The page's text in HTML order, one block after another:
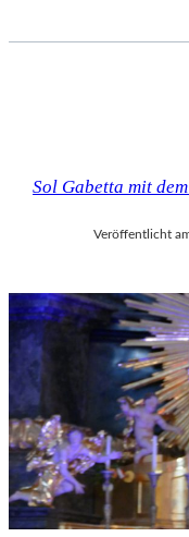
Sol Gabetta mit
Veröffentlicht